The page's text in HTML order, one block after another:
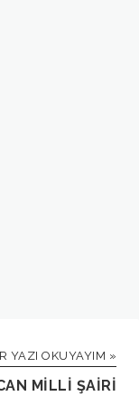
YAZI OKUYAYIM »
MILLI ŞAIRI